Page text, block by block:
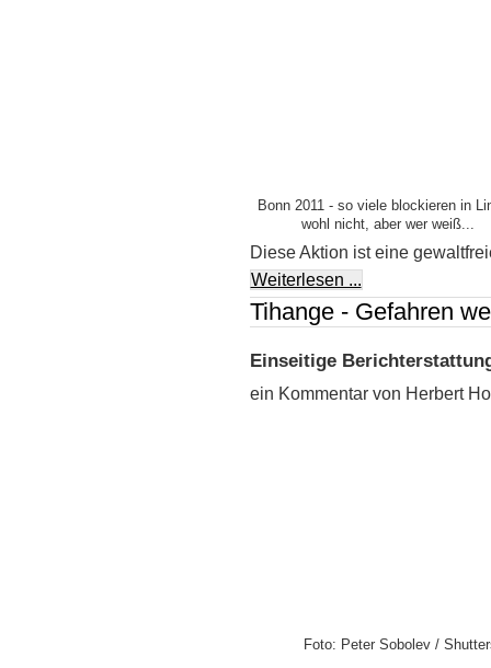
Bonn 2011 - so viele blockieren in
wohl nicht, aber wer weiß...
Diese Aktion ist eine
Weiterlesen ...
Tihange - Gefahren
Einseitige
ein Kommentar von Herbert
Foto: Peter Sobolev /